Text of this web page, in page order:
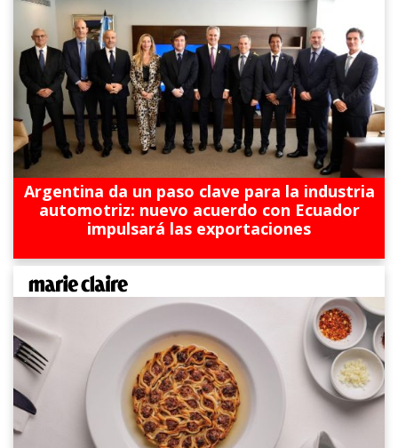
Argentina da un paso clave para la industria
automotriz: nuevo acuerdo con Ecuador
impulsará las exportaciones